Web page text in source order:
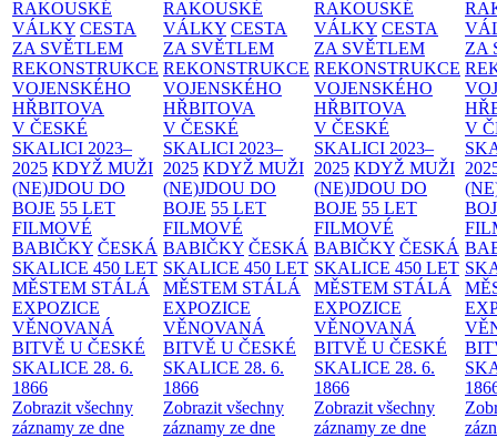
RAKOUSKÉ
VÁLKY CESTA
ZA SVĚTLEM
REKONSTRUKCE
VOJENSKÉHO
HŘBITOVA
V ČESKÉ
SKALICI 2023–
2025 KDYŽ MUŽI
(NE)JDOU DO
BOJE 55 LET
FILMOVÉ
BABIČKY ČESKÁ
SKALICE 450 LET
MĚSTEM STÁLÁ
EXPOZICE
VĚNOVANÁ
BITVĚ U ČESKÉ
SKALICE 28. 6.
1866
Zobrazit všechny
záznamy ze dne
RAKOUSKÉ
VÁLKY CESTA
ZA SVĚTLEM
REKONSTRUKCE
VOJENSKÉHO
HŘBITOVA
V ČESKÉ
SKALICI 2023–
2025 KDYŽ MUŽI
(NE)JDOU DO
BOJE 55 LET
FILMOVÉ
BABIČKY ČESKÁ
SKALICE 450 LET
MĚSTEM STÁLÁ
EXPOZICE
VĚNOVANÁ
BITVĚ U ČESKÉ
SKALICE 28. 6.
1866
Zobrazit všechny
záznamy ze dne
RAKOUSKÉ
VÁLKY CESTA
ZA SVĚTLEM
REKONSTRUKCE
VOJENSKÉHO
HŘBITOVA
V ČESKÉ
SKALICI 2023–
2025 KDYŽ MUŽI
(NE)JDOU DO
BOJE 55 LET
FILMOVÉ
BABIČKY ČESKÁ
SKALICE 450 LET
MĚSTEM STÁLÁ
EXPOZICE
VĚNOVANÁ
BITVĚ U ČESKÉ
SKALICE 28. 6.
1866
Zobrazit všechny
záznamy ze dne
ZA
V